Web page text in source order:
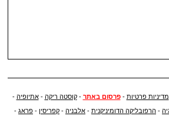
מדיניות פרטיות -פרסום באתר -קוסטה ריקה -אתיופיה -
- הרפובליקה הדומיניקנית - אלבניה - קפריסין - פראג -